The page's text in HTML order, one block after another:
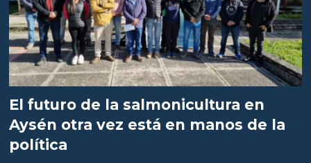
El futuro de la salmonicultura en
Aysén otra vez está en manos de la
política